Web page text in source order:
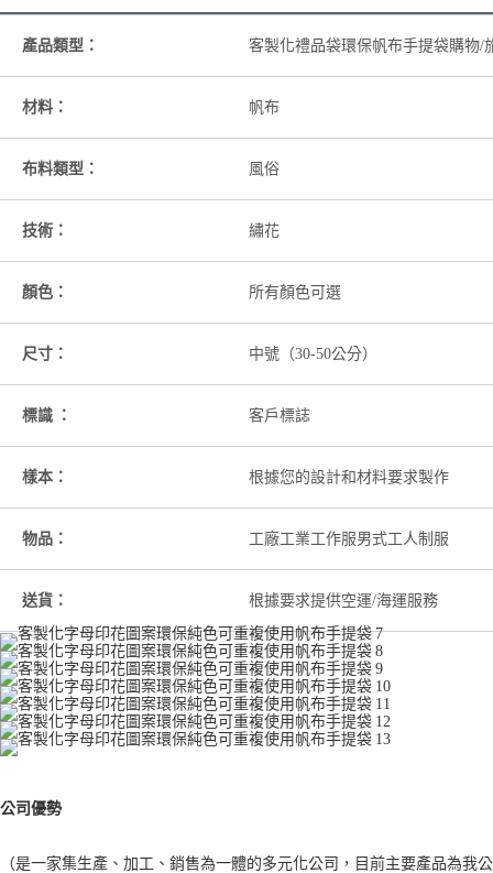
產品類型： 客製化禮品袋環保帆布手提袋購物/
材料： 帆布
布料類型： 風俗
技術： 繡花
顏色： 所有顏色可選
尺寸： 中號（30-50公分）
標識 ： 客戶標誌
樣本： 根據您的設計和材料要求製作
物品： 工廠工業工作服男式工人制服
送貨： 根據要求提供空運/海運服務
公司優勢
（是一家集生產、加工、銷售為一體的多元化公司，目前主要產品為我公